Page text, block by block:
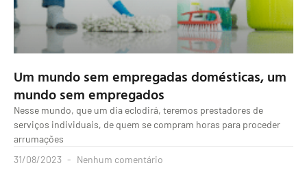
Um mundo sem empregadas domésticas, um
mundo sem empregados
Nesse mundo, que um dia eclodirá, teremos prestadores de
serviços individuais, de quem se compram horas para proceder
arrumações
31/08/2023
Nenhum comentário